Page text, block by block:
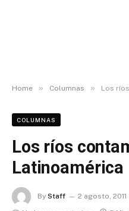
Home » Columnas » Los
COLUMNAS
Los ríos
Latinoamérica
By Staff 2 agosto, 2011